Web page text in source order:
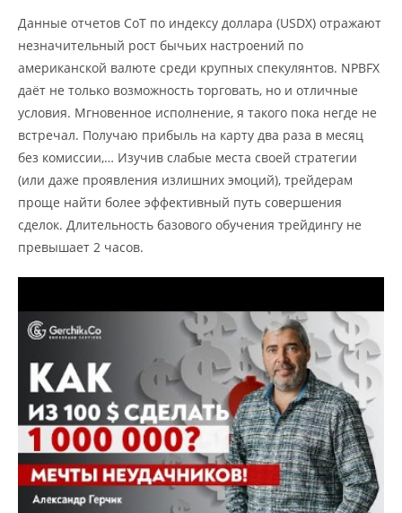
Данные отчетов CoT по индексу доллара (USDX) отражают
незначительный рост бычьих настроений по
американской валюте среди крупных спекулянтов. NPBFX
даёт не только возможность торговать, но и отличные
условия. Мгновенное исполнение, я такого пока негде не
встречал. Получаю прибыль на карту два раза в месяц
без комиссии,… Изучив слабые места своей стратегии
(или даже проявления излишних эмоций), трейдерам
проще найти более эффективный путь совершения
сделок. Длительность базового обучения трейдингу не
превышает 2 часов.